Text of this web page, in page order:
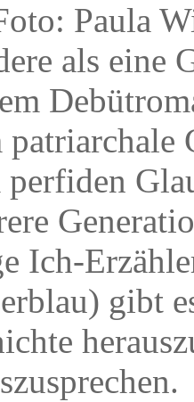
Paula
als eine
Ich-
gibt